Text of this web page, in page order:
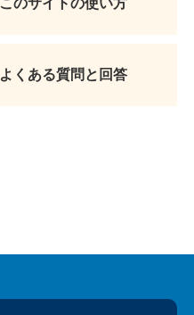
このサイトの使い方
よくある質問と回答